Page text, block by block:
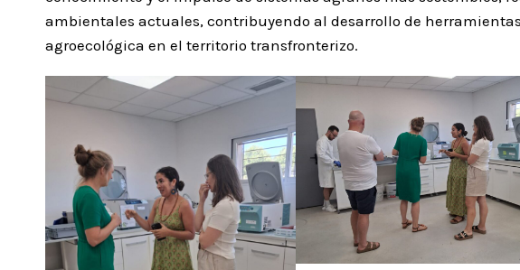
ambientales actuales, contribuyendo al desarrollo de
agroecológica en el territorio transfronterizo.